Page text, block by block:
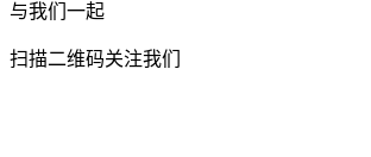
与我们一起
扫描二维码关注我们